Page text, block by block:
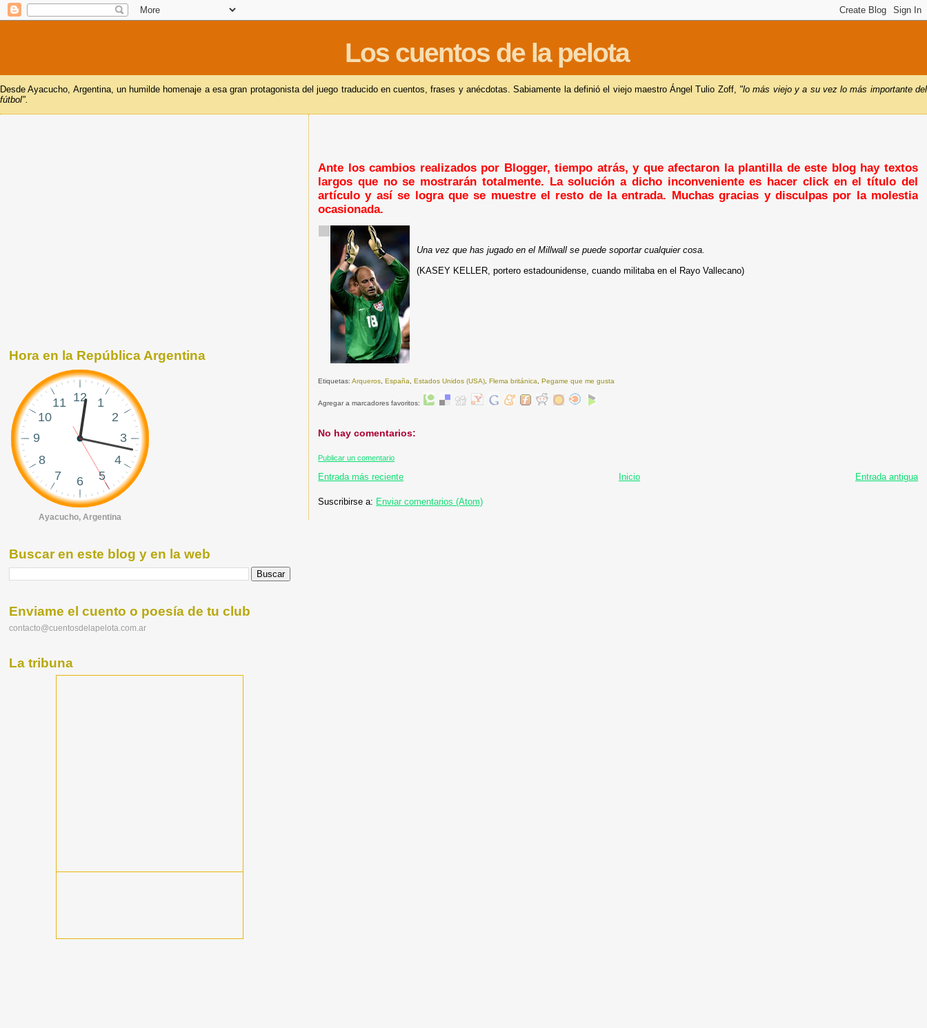
Los cuentos de la pelota
Desde Ayacucho, Argentina, un humilde homenaje a esa gran protagonista del juego traducido en cuentos, frases y anécdotas. Sabiamente la definió el viejo maestro Ángel Tulio Zoff, "lo más viejo y a su vez lo más importante del
fútbol".
Ante los cambios realizados por Blogger, tiempo atrás, y que afectaron la plantilla de este blog hay textos
largos que no se mostrarán totalmente. La solución a dicho inconveniente es hacer click en el título del
artículo y así se logra que se muestre el resto de la entrada. Muchas gracias y disculpas por la molestia
ocasionada.
Una vez que has jugado en el Millwall se puede soportar cualquier cosa.
(KASEY KELLER, portero estadounidense, cuando militaba en el Rayo Vallecano)
Etiquetas:Arqueros ,España ,Estados Unidos (USA) ,Flema británica ,Pegame que me gusta
Agregar a marcadores favoritos:
No hay comentarios:
Publicar un comentario
Entrada más reciente Entrada antigua
Inicio
Suscribirse a: Enviar comentarios (Atom)
Hora en la República Argentina
Ayacucho, Argentina
Buscar en este blog y en la web
Enviame el cuento o poesía de tu club
contacto@cuentosdelapelota.com.ar
La tribuna